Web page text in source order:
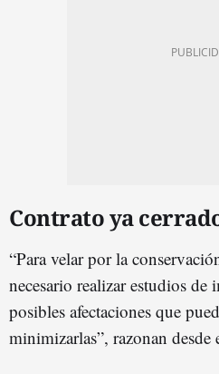
Contrato ya
“Para velar por la
necesario realizar estudios de
posibles afectaciones que
minimizarlas”, razonan desde